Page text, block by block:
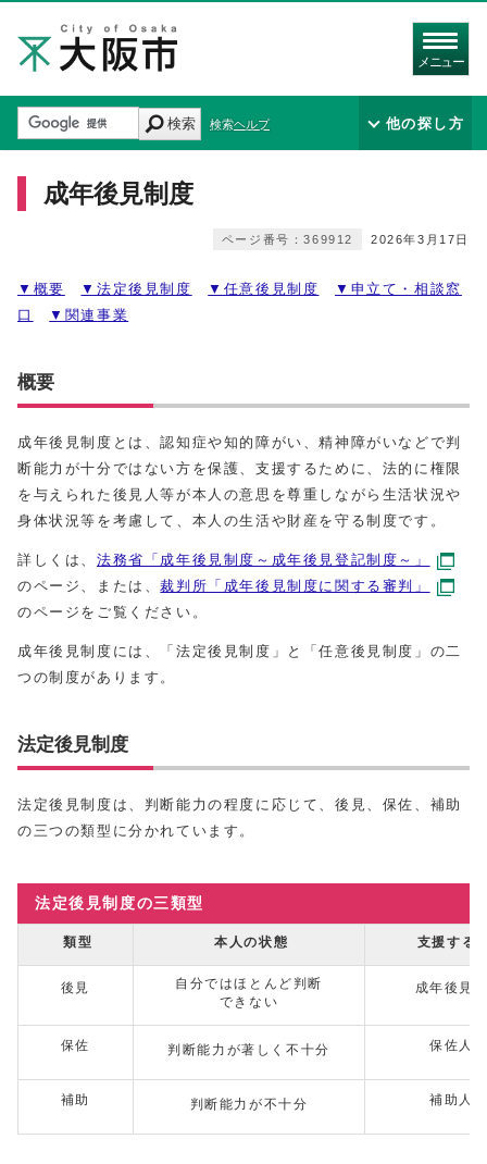
メニュー
検索 検索ヘルプ 他の探し方
成年後見制度
2026年3月17日
ページ番号：369912
▼概要 ▼法定後見制度 ▼任意後見制度
▼申立て・相談窓
口
▼関連事業
概要
成年後見制度とは、認知症や知的障がい、精神障がいなどで判
断能力が十分ではない方を保護、支援するために、法的に権限
を与えられた後見人等が本人の意思を尊重しながら生活状況や
身体状況等を考慮して、本人の生活や財産を守る制度です。
詳しくは、 法務省「成年後見制度～成年後見登記制度～」
のページ、または、裁判所「成年後見制度に関する審判」
のページをご覧ください。
成年後見制度には、「法定後見制度」と「任意後見制度」の二
つの制度があります。
法定後見制度
法定後見制度は、判断能力の程度に応じて、後見、保佐、補助
の三つの類型に分かれています。
法定後見制度の三類型
類型 本人の状態 支援する
後見
自分ではほとんど判断
できない
成年後見
保佐 判断能力が著しく不十分 保佐人
補助 判断能力が不十分 補助人